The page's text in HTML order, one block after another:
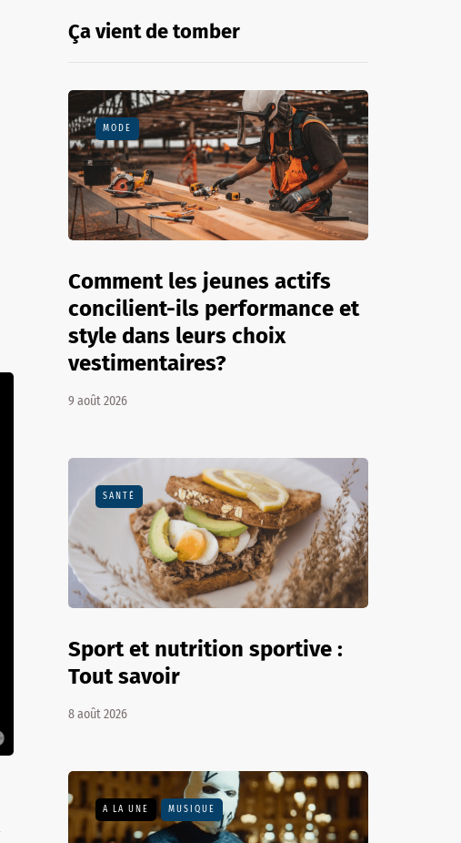
Ça vient de tomber
MODE
Comment les jeunes actifs
concilient-ils performance et
style dans leurs choix
vestimentaires?
9 août 2026
SANTÉ
Sport et nutrition sportive :
Tout savoir
8 août 2026
A LA UNE MUSIQUE